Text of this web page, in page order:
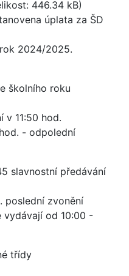
446.34 kB)
úplata za ŠD
2024/2025.
školního roku
v 11:50 hod.
- odpolední
slavnostní předávání
zvonění
od 10:00 -
třídy